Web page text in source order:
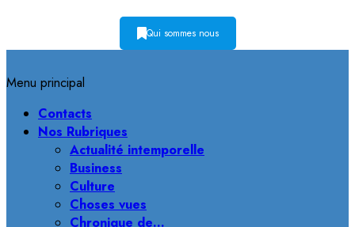
Qui sommes nous
Menu principal
Contacts
Nos Rubriques
Actualité intemporelle
Business
Culture
Choses vues
Chronique de…